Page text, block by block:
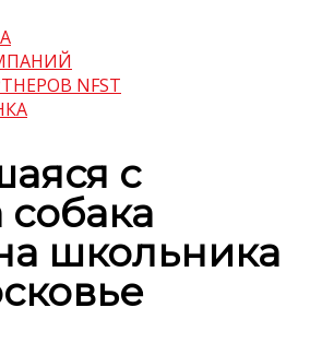
NFST
с
школьника